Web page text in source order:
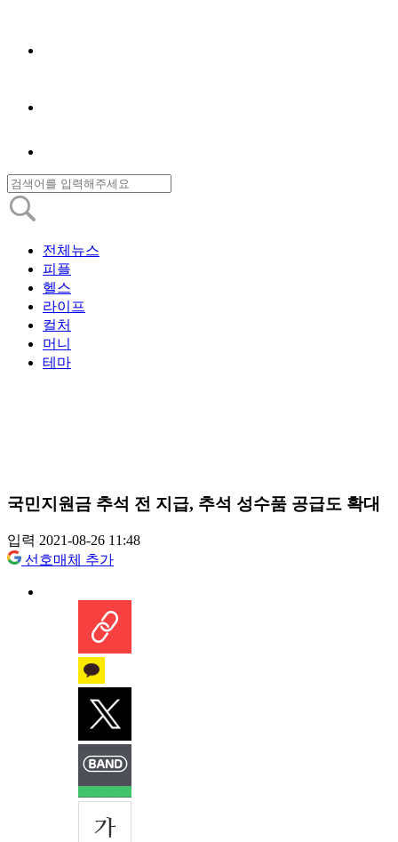
전체뉴스
피플
헬스
라이프
컬처
머니
테마
국민지원금 추석 전 지급, 추석 성수품 공급도 확대
입력 2021-08-26 11:48
선호매체 추가